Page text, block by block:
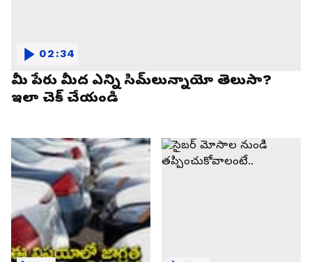
మీ పేరు మీద ఎన్ని సిమ్‌లున్నాయో తెలుసా?
ఇలా చెక్ చేయండి
02:34